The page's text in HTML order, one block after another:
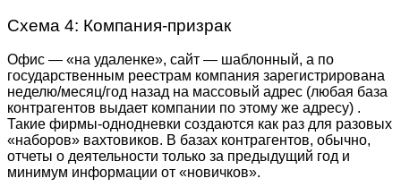
Схема 4: Компания-призрак
Офис — «на удаленке», сайт — шаблонный, а по
государственным реестрам компания зарегистрирована
неделю/месяц/год назад на массовый адрес (любая база
контрагентов выдает компании по этому же адресу) .
Такие фирмы-однодневки создаются как раз для разовых
«наборов» вахтовиков. В базах контрагентов, обычно,
отчеты о деятельности только за предыдущий год и
минимум информации от «новичков».